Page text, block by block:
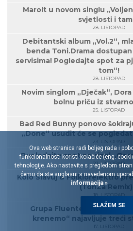
Marolt u novom singlu
svjetlosti i
28. LISTOPAD
Debitantski album „Vol.2“,
benda Toni.Drama
servisima! Pogledajte spot za
tom“!
28. LISTOPAD
Novim singlom „Dječak“,
bolnu priču iz
25. LISTOPAD
Bad Red Bunny ponovo
„Done“ usudit će se
23. LISTOPAD
Pogledajte spot za singl
21. LISTOPAD
Kolo Slavuj & Folklorelektro
(TonZa
18. LISTOPAD
Grupa Fluentes novim
krenemo“ najavljuje treći
17. LISTOPAD
Ova web stranica radi boljeg rada i
funkcionalnosti koristi kolačiće (eng.
tehnologije. Ako nastavite s pregledom
ćemo da ste suglasni s navedenom
informacija »
SLAŽEM SE